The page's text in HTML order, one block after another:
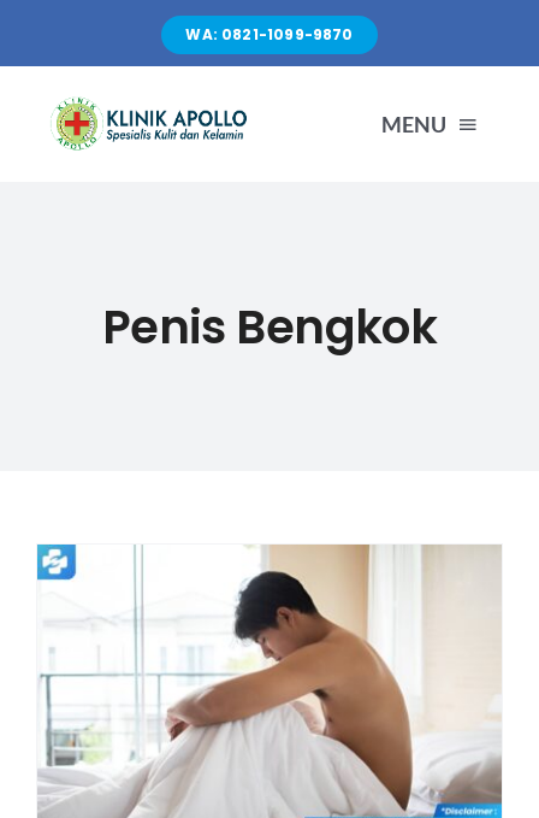
content
WA: 0821-1099-9870
MENU
LAYANAN
HUBUNGI KAMI
Search
for:
Penis Bengkok